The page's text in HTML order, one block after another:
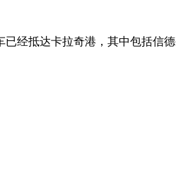
经抵达卡拉奇港，其中包括信